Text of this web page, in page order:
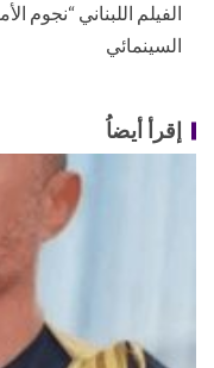
الفيلم اللبناني “نجوم
السينمائي
إقرأ أيضاُ